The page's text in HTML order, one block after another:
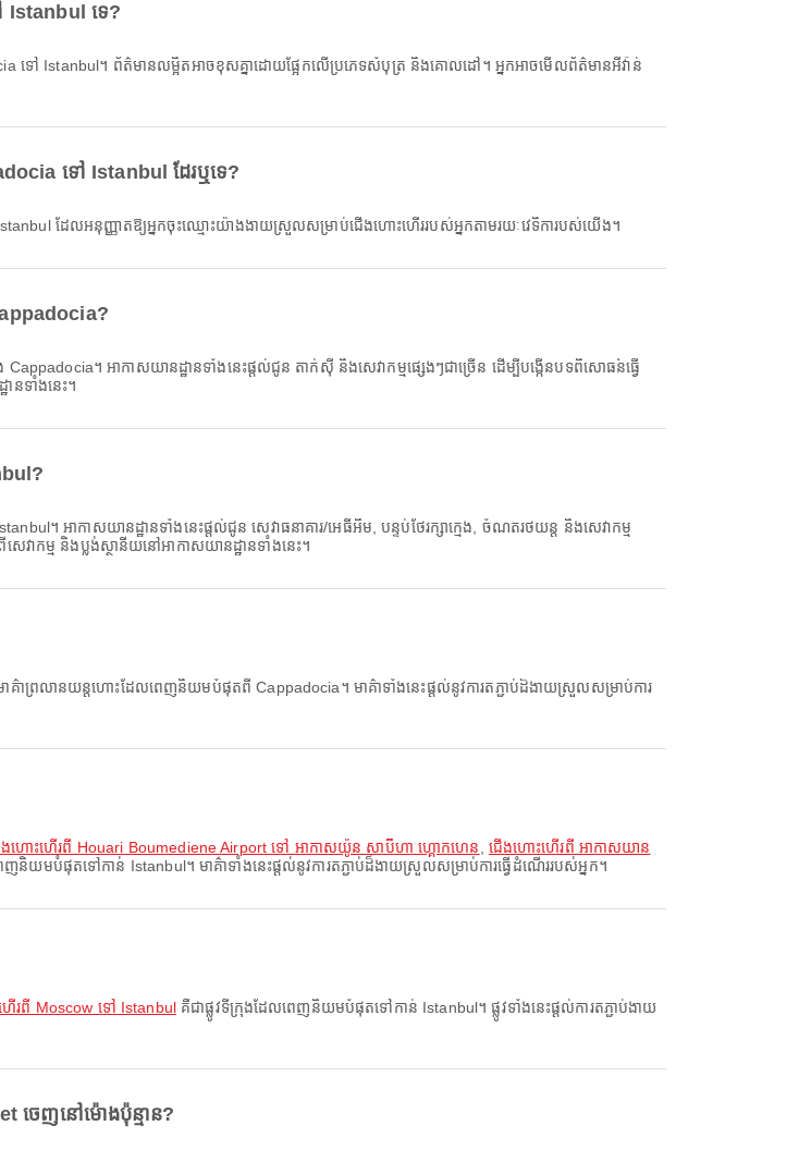
Istanbul ទេ?
ទៅ Istanbul ដែរឬទេ?
ដែលអនុញ្ញាតឱ្យអ្នកចុះឈ្មោះយ៉ាងងាយស្រួលសម្រាប់ជើងហោះហើររបស់អ្នកតាមរយៈវេទិការបស់យើង។
។ អាកាសយានដ្ឋានទាំងនេះផ្តល់ជូន តាក់ស៊ី និងសេវាកម្មផ្សេងៗជាច្រើន ដើម្បីបង្កើនបទពិសោធន៍ធ្វើ
នទាំងនេះ។
។ អាកាសយានដ្ឋានទាំងនេះផ្តល់ជូន សេវាធនាគារ/អេធីអឹម, បន្ទប់ថែរក្សាក្មេង, ចំណតរថយន្ត និងសេវាកម្ម
វាកម្ម និងប្លង់ស្ថានីយនៅអាកាសយានដ្ឋានទាំងនេះ។
ាគ៌ាព្រលានយន្តហោះដែលពេញនិយមបំផុតពី Cappadocia។ មាគ៌ាទាំងនេះផ្តល់នូវការតភ្ជាប់ដ៏ងាយស្រួលសម្រាប់ការ
ងហោះហើរពី Houari Boumediene Airport ទៅ អាកាសយ៉ូន សាប៊ីហា ហ្គោកហេន
ជើងហោះហើរពី អាកាសយាន
និយមបំផុតទៅកាន់ Istanbul។ មាគ៌ាទាំងនេះផ្តល់នូវការតភ្ជាប់ដ៏ងាយស្រួលសម្រាប់ការធ្វើដំណើររបស់អ្នក។
ើរពី Moscow ទៅ Istanbulគឺជាផ្លូវទីក្រុងដែលពេញនិយមបំផុតទៅកាន់ Istanbul។ ផ្លូវទាំងនេះផ្តល់ការតភ្ជាប់ងាយ
ចេញនៅម៉ោងប៉ុន្មាន?